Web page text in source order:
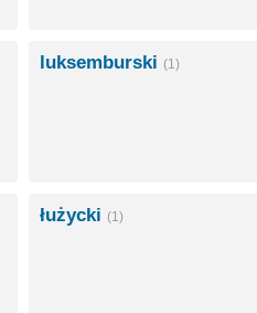
luksemburski (1)
łużycki (1)